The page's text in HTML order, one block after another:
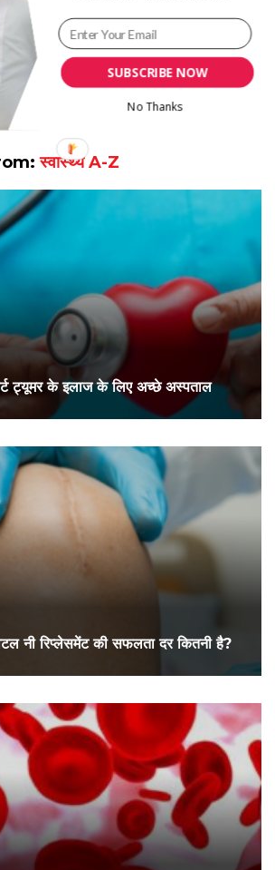
By Aishwarya Pillai
स्वास्थ्य A-Z
ट्यूमर के इलाज के लिए अच्छे अस्पताल
नी रिप्लेसमेंट की सफलता दर कितनी है?
SUBSCRIBE NOW
No Thanks